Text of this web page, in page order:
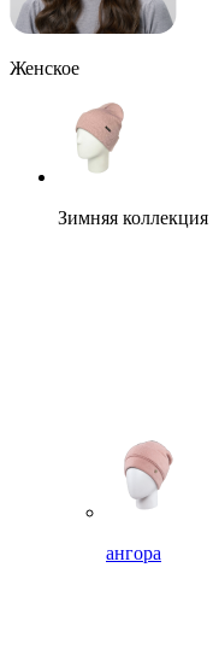
Женское
Зимняя коллекция
ангора